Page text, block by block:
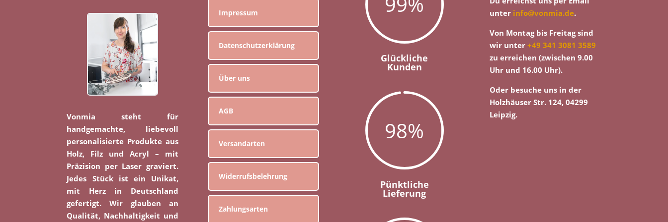
Vonmia steht für
handgemachte, liebevoll
personalisierte Produkte aus
Holz, Filz und Acryl – mit
Präzision per Laser graviert.
Jedes Stück ist ein Unikat,
mit Herz in Deutschland
gefertigt. Wir glauben an
Qualität, Nachhaltigkeit und
Impressum
Datenschutzerklärung
Über uns
AGB
Versandarten
Widerrufsbelehrung
Zahlungsarten
Glückliche
Kunden
98%
Pünktliche
Lieferung
unter info@vonmia.de.
Von Montag bis Freitag sind
wir unter+49 341 3081 3589
zu erreichen (zwischen 9.00
Uhr und 16.00 Uhr).
Oder besuche uns in der
Holzhäuser Str. 124, 04299
Leipzig.